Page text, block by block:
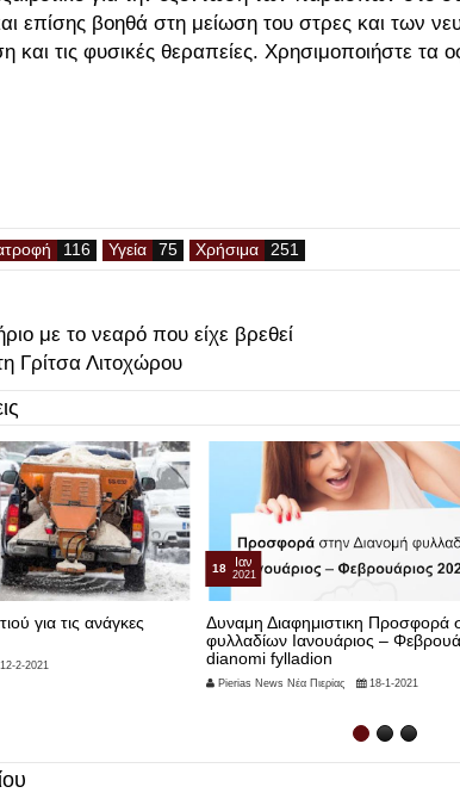
επίσης βοηθά στη μείωση του στρες και των
και τις φυσικές θεραπείες. Χρησιμοποιήστε
Υγεία Χρήσιμα
με το νεαρό που είχε βρεθεί
Γρίτσα Λιτοχώρου
για τις ανάγκες
2-2021
18 Ιαν
2021
Δυναμη Διαφημιστικη Προσφορά
φυλλαδίων Ιανουάριος –
dianomi fylladion
Pierias News Νέα Πιερίας 18-1-2021